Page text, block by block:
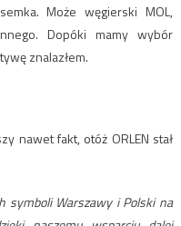
Może węgierski MOL,
Dopóki mamy wybór
znalazłem.
nawet fakt, otóż ORLEN stał
symboli Warszawy i Polski na